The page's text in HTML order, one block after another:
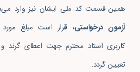
همین قسمت کد ملی ایشان نیز وارد
آزمون درخواستی، قرار است مبلغ
کاربری استاد محترم جهت اعطای گرند و
تعیین گردد.